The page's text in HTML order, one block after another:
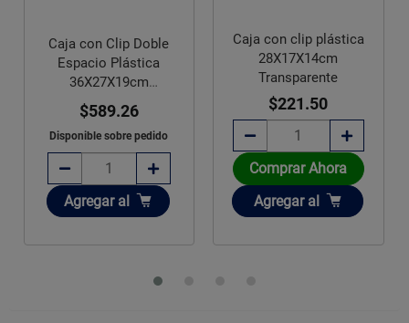
Caja con Clip Doble
Espacio Plástica
36X27X19cm
Transparente
$589.26
Disponible sobre pedido
Añadir
Agregar al
Caja con clip plástica
28X17X14cm
Transparente
$221.50
Comprar Ahora
Añadir
Agregar al